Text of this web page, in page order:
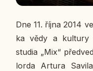
Dne 11. října 2014
ka vědy a kul­tu­ry
studia „Mix“
lorda Artura